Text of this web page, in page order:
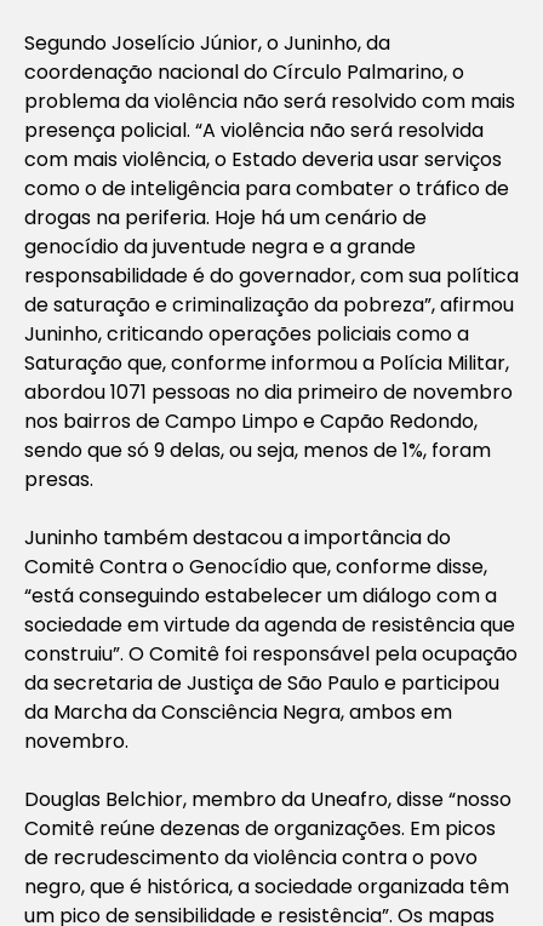
Segundo Joselício Júnior, o Juninho, da
coordenação nacional do Círculo Palmarino, o
problema da violência não será resolvido com mais
presença policial. “A violência não será resolvida
com mais violência, o Estado deveria usar serviços
como o de inteligência para combater o tráfico de
drogas na periferia. Hoje há um cenário de
genocídio da juventude negra e a grande
responsabilidade é do governador, com sua política
de saturação e criminalização da pobreza”, afirmou
Juninho, criticando operações policiais como a
Saturação que, conforme informou a Polícia Militar,
abordou 1071 pessoas no dia primeiro de novembro
nos bairros de Campo Limpo e Capão Redondo,
sendo que só 9 delas, ou seja, menos de 1%, foram
presas.
Juninho também destacou a importância do
Comitê Contra o Genocídio que, conforme disse,
“está conseguindo estabelecer um diálogo com a
sociedade em virtude da agenda de resistência que
construiu”. O Comitê foi responsável pela ocupação
da secretaria de Justiça de São Paulo e participou
da Marcha da Consciência Negra, ambos em
novembro.
Douglas Belchior, membro da Uneafro, disse “nosso
Comitê reúne dezenas de organizações. Em picos
de recrudescimento da violência contra o povo
negro, que é histórica, a sociedade organizada têm
um pico de sensibilidade e resistência”. Os mapas